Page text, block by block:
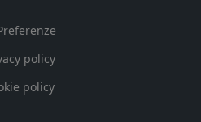
policy
policy